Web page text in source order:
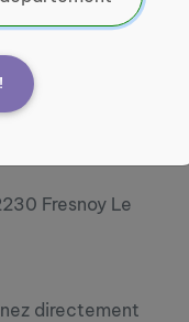
Fresnoy Le
directement